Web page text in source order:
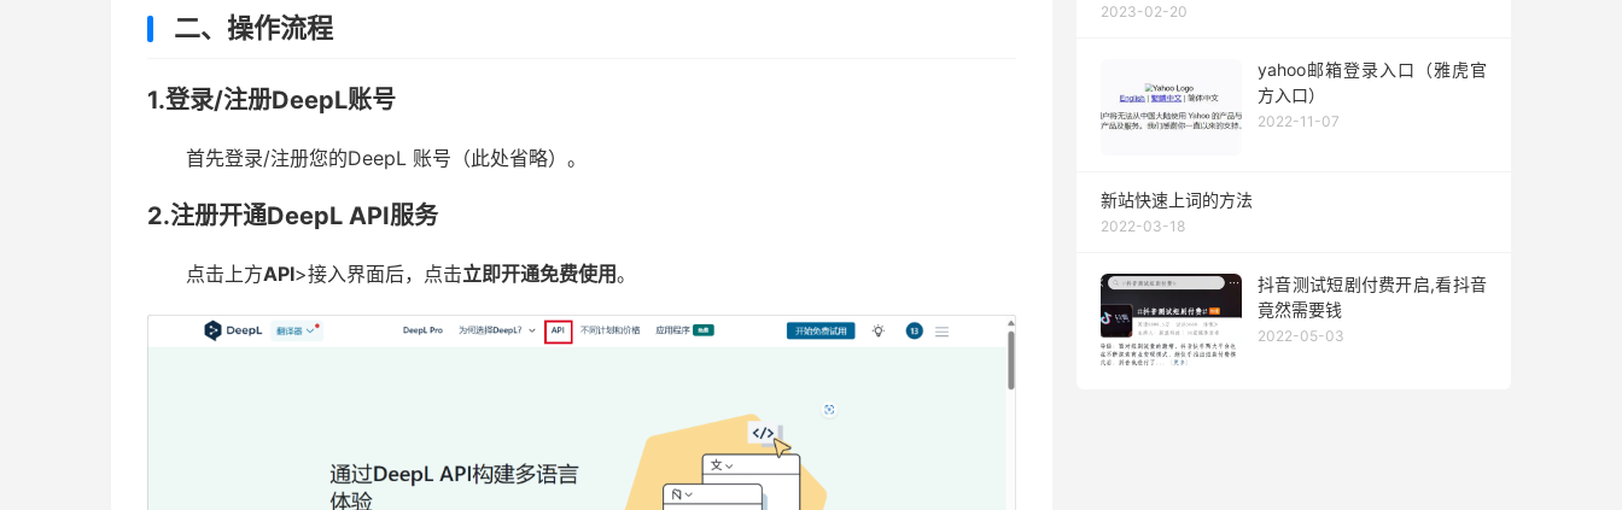
二、操作流程
1.登录/注册DeepL账号
首先登录/注册您的DeepL 账号（此处省略）。
2.注册开通DeepL API服务
点击上方API>接入界面后，点击立即开通免费使用。
2023-02-20
yahoo邮箱登录入口（雅虎官
方入口）
2022-11-07
新站快速上词的方法
2022-03-18
抖音测试短剧付费开启,看抖音
竟然需要钱
2022-05-03